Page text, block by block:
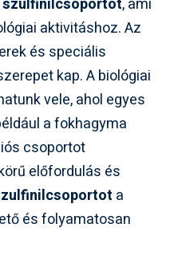
szulfinilcsoportot, ami
aktivitáshoz. Az
és speciális
kap. A biológiai
vele, ahol egyes
a fokhagyma
csoportot
előfordulás és
a
és folyamatosan